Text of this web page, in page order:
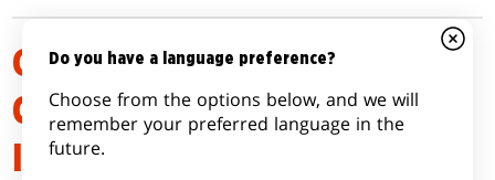
GALERIA DE IMAGENS DE
CARDS DE A GUERRA DOS
IRMÃOS
Do you have a language preference?
Choose from the options below, and we will
remember your preferred language in the
future.